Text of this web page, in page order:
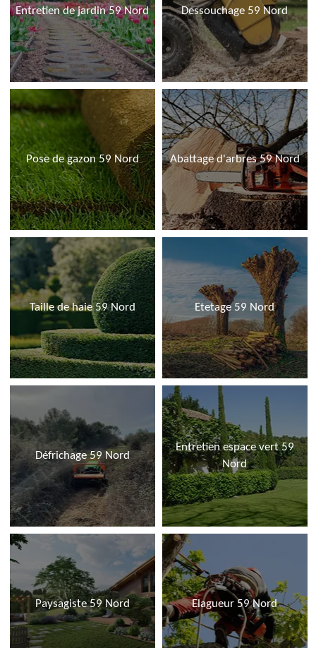
Entretien de jardin 59 Nord Dessouchage 59 Nord
Pose de gazon 59 Nord Abattage d'arbres 59 Nord
Taille de haie 59 Nord Etetage 59 Nord
Défrichage 59 Nord
Entretien espace vert 59
Nord
Paysagiste 59 Nord Elagueur 59 Nord